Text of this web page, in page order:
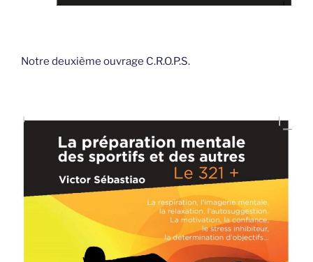
Notre deuxième ouvrage C.R.O.P.S.